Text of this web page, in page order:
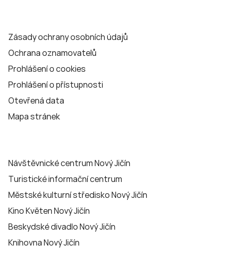
Zásady ochrany osobních údajů
Ochrana oznamovatelů
Prohlášení o cookies
Prohlášení o přístupnosti
Otevřená data
Mapa stránek
Návštěvnické centrum Nový Jičín
Turistické informační centrum
Městské kulturní středisko Nový Jičín
Kino Květen Nový Jičín
Beskydské divadlo Nový Jičín
Knihovna Nový Jičín